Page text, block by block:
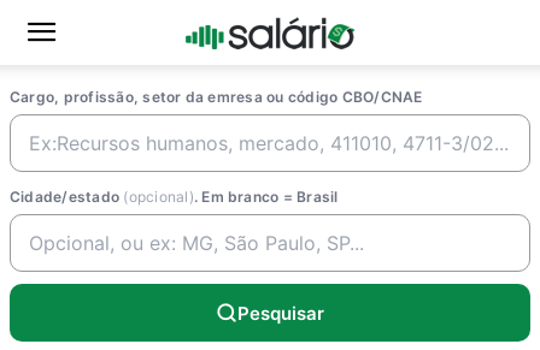
Cargo, profissão, setor da emresa ou código CBO/CNAE
Cidade/estado (opcional). Em branco = Brasil
Pesquisar